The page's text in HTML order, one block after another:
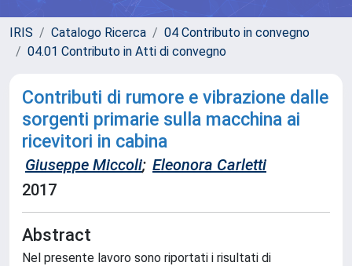
IRIS Catalogo Ricerca
04 Contributo in convegno
04.01 Contributo in Atti di convegno
Contributi di rumore e vibrazione dalle
sorgenti primarie sulla macchina ai
ricevitori in cabina
Giuseppe Miccoli; Eleonora Carletti
2017
Abstract
Nel presente lavoro sono riportati i risultati di